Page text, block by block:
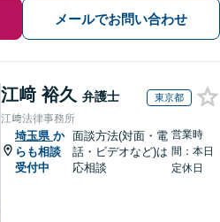
メールでお問い合わせ
江﨑 裕久 弁護士 東京都
江﨑法律事務所
埼玉県 か
らも相談
受付中
面談方法(対面・電
話・ビデオなど)は
応相談
営業時
間：本日
定休日